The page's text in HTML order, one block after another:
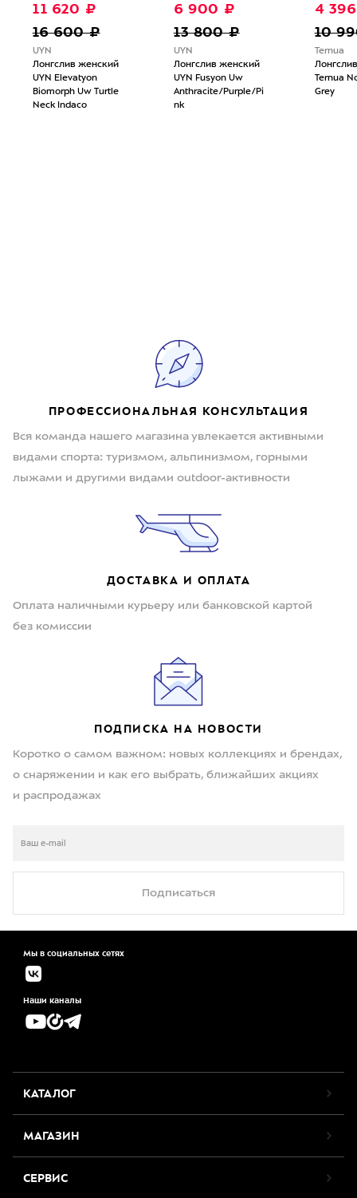
11 620 ₽
16 600 ₽
UYN
Лонгслив женский
UYN Elevatyon
Biomorph Uw Turtle
Neck Indaco
6 900 ₽
13 800 ₽
UYN
Лонгслив женский
UYN Fusyon Uw
Anthracite/Purple/Pi
nk
4
10
Ternua
Ternua
Grey
ПРОФЕССИОНАЛЬНАЯ КОНСУЛЬТАЦИЯ
Вся команда нашего магазина увлекается активными
видами спорта: туризмом, альпинизмом, горными
лыжами и другими видами outdoor-активности
ДОСТАВКА И ОПЛАТА
Оплата наличными курьеру или банковской картой
без комиссии
ПОДПИСКА НА НОВОСТИ
Коротко о самом важном: новых коллекциях и брендах,
о снаряжении и как его выбрать, ближайших акциях
и распродажах
Подписаться
Мы в социальных сетях
Наши каналы
КАТАЛОГ
МАГАЗИН
СЕРВИС